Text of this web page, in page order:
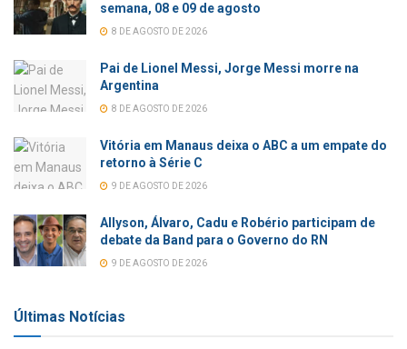
semana, 08 e 09 de agosto
8 DE AGOSTO DE 2026
Pai de Lionel Messi, Jorge Messi morre na
Argentina
8 DE AGOSTO DE 2026
Vitória em Manaus deixa o ABC a um empate do
retorno à Série C
9 DE AGOSTO DE 2026
Allyson, Álvaro, Cadu e Robério participam de
debate da Band para o Governo do RN
9 DE AGOSTO DE 2026
Últimas Notícias